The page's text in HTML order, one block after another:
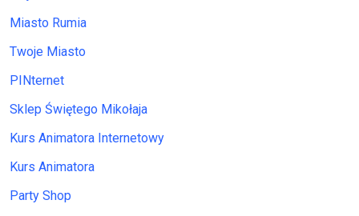
Miasto Rumia
Twoje Miasto
PINternet
Sklep Świętego Mikołaja
Kurs Animatora Internetowy
Kurs Animatora
Party Shop